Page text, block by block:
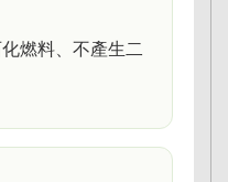
燃料、不產生二